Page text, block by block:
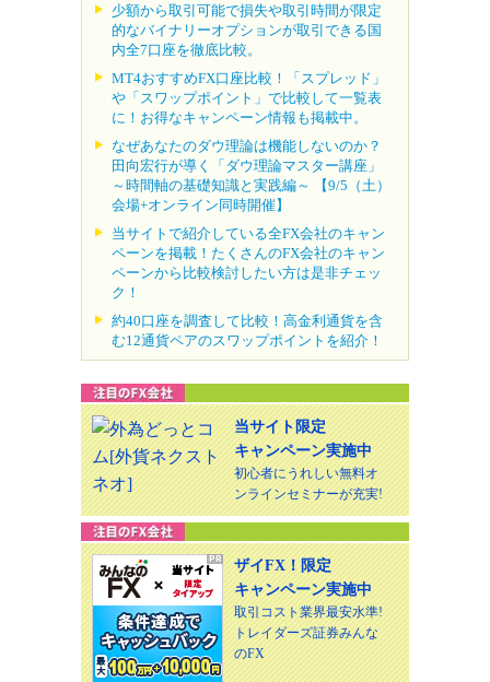
少額から取引可能で損失や取引時間が限定
的なバイナリーオプションが取引できる国
内全7口座を徹底比較。
MT4おすすめFX口座比較！「スプレッド」
や「スワップポイント」で比較して一覧表
に！お得なキャンペーン情報も掲載中。
なぜあなたのダウ理論は機能しないのか？
田向宏行が導く「ダウ理論マスター講座」
～時間軸の基礎知識と実践編～ 【9/5（土）
会場+オンライン同時開催】
当サイトで紹介している全FX会社のキャン
ペーンを掲載！たくさんのFX会社のキャン
ペーンから比較検討したい方は是非チェッ
ク！
約40口座を調査して比較！高金利通貨を含
む12通貨ペアのスワップポイントを紹介！
当サイト限定
キャンペーン実施中
初心者にうれしい無料オ
ンラインセミナーが充実!
ザイFX！限定
キャンペーン実施中
取引コスト業界最安水準!
トレイダーズ証券みんな
のFX